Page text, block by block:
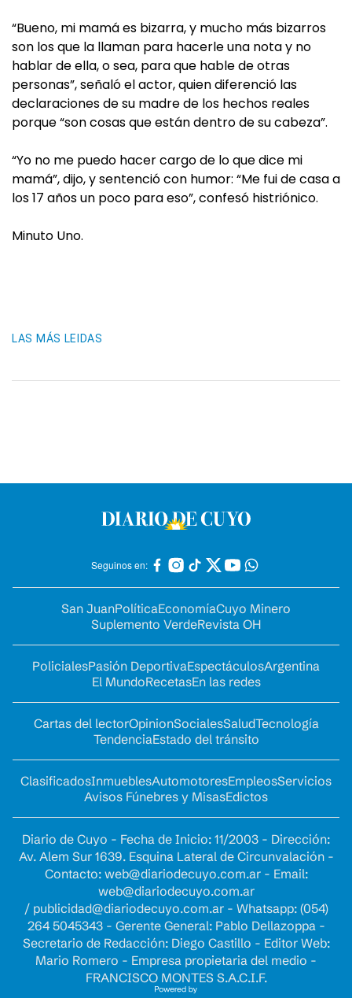
“Bueno, mi mamá es bizarra, y mucho más bizarros
son los que la llaman para hacerle una nota y no
hablar de ella, o sea, para que hable de otras
personas”, señaló el actor, quien diferenció las
declaraciones de su madre de los hechos reales
porque “son cosas que están dentro de su cabeza”.
“Yo no me puedo hacer cargo de lo que dice mi
mamá”, dijo, y sentenció con humor: “Me fui de casa a
los 17 años un poco para eso”, confesó histriónico.
Minuto Uno.
LAS MÁS LEIDAS
Seguinos en:
San JuanPolíticaEconomíaCuyo Minero
Suplemento VerdeRevista OH
PolicialesPasión DeportivaEspectáculosArgentina
El MundoRecetasEn las redes
Cartas del lectorOpinionSocialesSaludTecnología
TendenciaEstado del tránsito
ClasificadosInmueblesAutomotoresEmpleosServicios
Avisos Fúnebres y MisasEdictos
Diario de Cuyo - Fecha de Inicio: 11/2003 - Dirección:
Av. Alem Sur 1639. Esquina Lateral de Circunvalación -
Contacto: web@diariodecuyo.com.ar- Email:
web@diariodecuyo.com.ar
/ publicidad@diariodecuyo.com.ar- Whatsapp: (054)
264 5045343 - Gerente General: Pablo Dellazoppa -
Secretario de Redacción: Diego Castillo - Editor Web:
Mario Romero - Empresa propietaria del medio -
FRANCISCO MONTES S.A.C.I.F.